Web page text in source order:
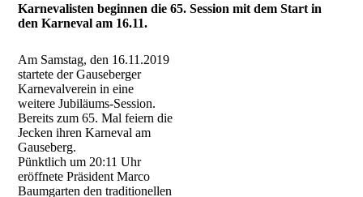
Karnevalisten beginnen die 65. Session mit dem Start in
den Karneval am 16.11.
Am Samstag, den 16.11.2019
startete der Gauseberger
Karnevalverein in eine
weitere Jubiläums-Session.
Bereits zum 65. Mal feiern die
Jecken ihren Karneval am
Gauseberg.
Pünktlich um 20:11 Uhr
eröffnete Präsident Marco
Baumgarten den traditionellen